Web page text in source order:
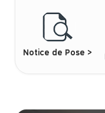
Notice de Pose >